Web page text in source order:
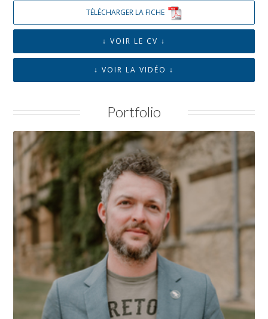
TÉLÉCHARGER LA FICHE
↓ VOIR LE CV ↓
↓ VOIR LA VIDÉO ↓
Portfolio